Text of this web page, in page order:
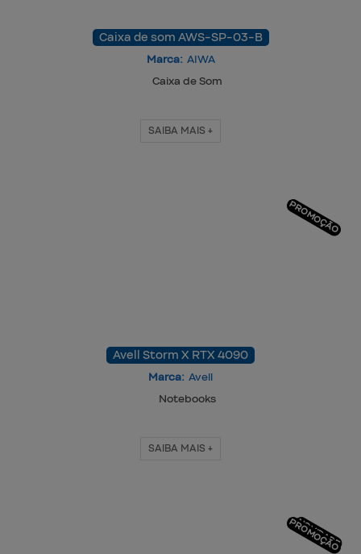
Caixa de som AWS-SP-03-B
Marca: AIWA
Caixa de Som
SAIBA MAIS +
PROMOÇÃO
Avell Storm X RTX 4090
Marca: Avell
Notebooks
SAIBA MAIS +
NOVIDADE
PROMOÇÃO